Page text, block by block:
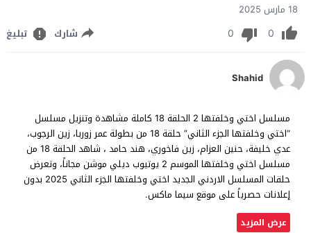
18 مارس 2025
0
0 شارك تبليغ
Shahid
مسلسل اختي وخلفتها 2 الحلقة 18 كاملة مشاهدة وتنزيل مسلسل
“اختي وخلفتها الجزء الثاني” حلقة 18 من بطولة عمر زوربا، زين الرجوب،
عدي خليفة، حنين العزام، زين فاخوري، هند حامد ، شاهد الحلقة 18 من
مسلسل اختي وخلفتها الموسم 2 يوتيوب ديلي موشن مجاناً، وتعرض
حلقات المسلسل الاردني الجديد اختي وخلفتها الجزء الثاني 2025 بدون
إعلانات حصرياً على موقع سيما ماكس.
عرض المزيد